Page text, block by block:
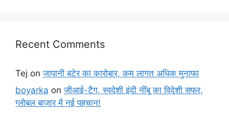
Recent Comments
Tej onजापानी बटेर का कारोबार, कम लागत अधिक मुनाफा
boyarka onजीआई-टैग, स्वदेशी इंदी नींबू का विदेशी सफर,
ग्लोबल बाजार में नई पहचान!